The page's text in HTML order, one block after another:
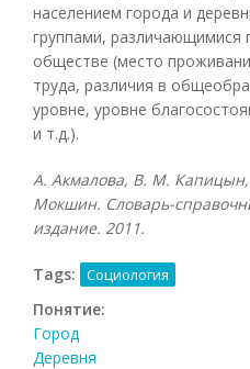
населением города и
группами,
обществе (место
труда, различия в
уровне, уровне
и т.д.).
А. Акмалова, В. М.
Мокшин. Словарь-
издание. 2011.
Tags: Социология
Понятие:
Город
Деревня